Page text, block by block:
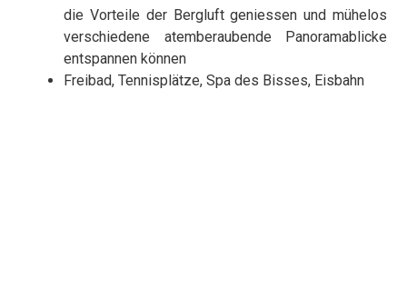
die Vorteile der Bergluft geniessen und mühelos
verschiedene atemberaubende Panoramablicke
entspannen können
Freibad, Tennisplätze, Spa des Bisses, Eisbahn